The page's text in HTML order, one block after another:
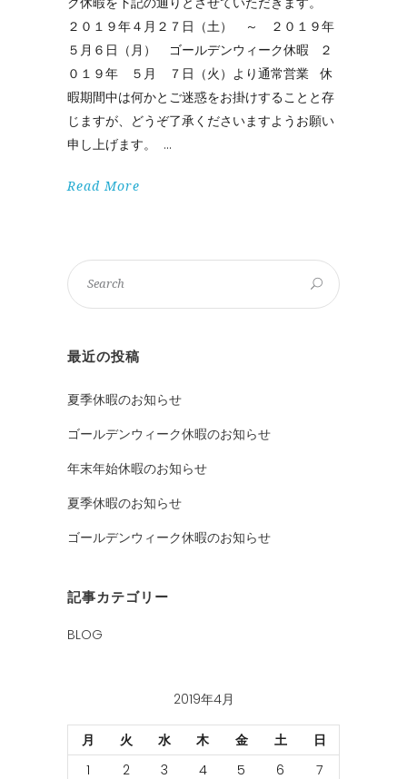
２０１９年４月２７日（土） ～ ２０１９年
５月６日（月） ゴールデンウィーク休暇 ２
０１９年 ５月 ７日（火）より通常営業 休
暇期間中は何かとご迷惑をお掛けすることと存
じますが、どうぞ了承くださいますようお願い
申し上げます。
Read More
最近の投稿
夏季休暇のお知らせ
ゴールデンウィーク休暇のお知らせ
年末年始休暇のお知らせ
夏季休暇のお知らせ
ゴールデンウィーク休暇のお知らせ
記事カテゴリー
BLOG
2019年4月
月 火 水 木 金 土
日
1
2 3 4 5 6
7